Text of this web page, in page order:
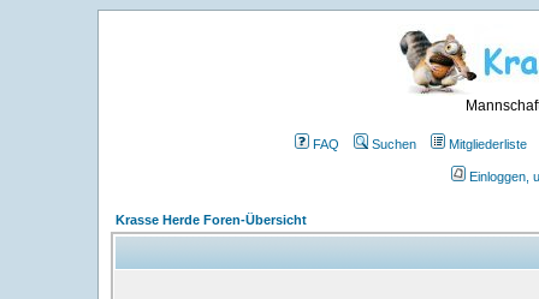
FAQ Suchen Mitgliederliste
Einloggen,
Krasse Herde Foren-Übersicht